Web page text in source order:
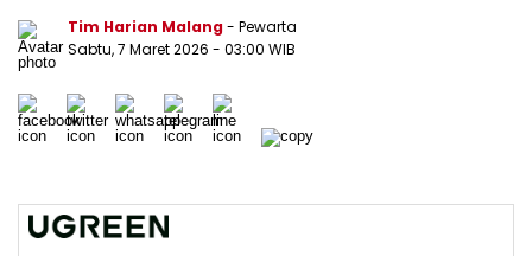
Tim Harian Malang- Pewarta
Sabtu, 7 Maret 2026 - 03:00 WIB